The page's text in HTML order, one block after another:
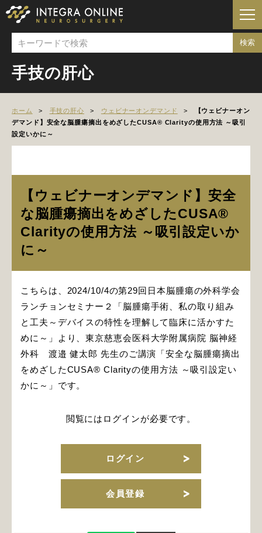
手技の肝心
ホーム 手技の肝心 ウェビナーオンデマンド
【ウェビナーオン
デマンド】安全な脳腫瘍摘出をめざしたCUSA® Clarityの使用方法 ～吸引
設定いかに～
【ウェビナーオンデマンド】安全
な脳腫瘍摘出をめざしたCUSA®
Clarityの使用方法 ～吸引設定いか
に～
こちらは、2024/10/4の第29回日本脳腫瘍の外科学会
ランチョンセミナー２「脳腫瘍手術、私の取り組み
と工夫～デバイスの特性を理解して臨床に活かすた
めに～」より、東京慈恵会医科大学附属病院 脳神経
外科 渡邉 健太郎 先生のご講演「安全な脳腫瘍摘出
をめざしたCUSA® Clarityの使用方法 ～吸引設定い
かに～」です。
閲覧にはログインが必要です。
ログイン
会員登録